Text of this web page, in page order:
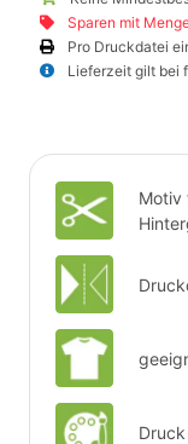
Sparen mit
Pro Druckdatei
Lieferzeit gilt bei
Motiv